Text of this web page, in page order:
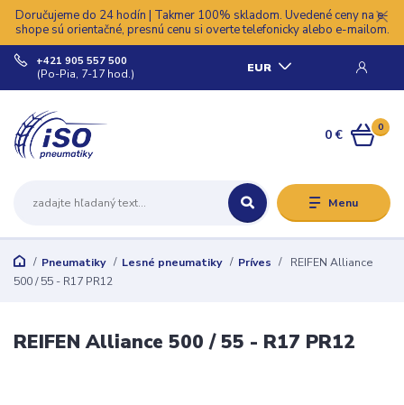
Doručujeme do 24 hodín | Takmer 100% skladom. Uvedené ceny na e-
shope sú orientačné, presnú cenu si overte telefonicky alebo e-mailom.
Menu
EUR
+421 905 557 500
(Po-Pia, 7-17 hod.)
0
0 €
Pneumatiky Lesné pneumatiky Príves
REIFEN Alliance
500 / 55 - R17 PR12
REIFEN Alliance 500 / 55 - R17 PR12